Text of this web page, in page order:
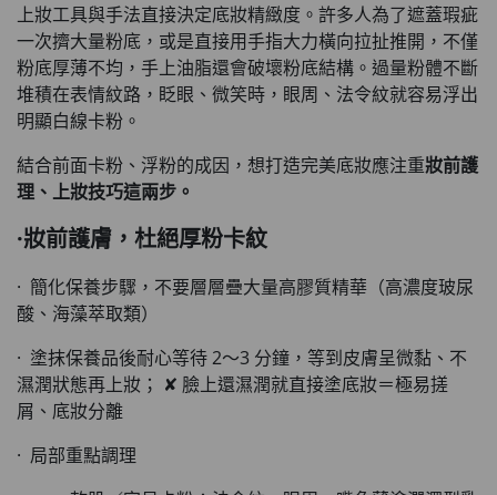
上妝工具與手法直接決定底妝精緻度。許多人為了遮蓋瑕疵
一次擠大量粉底，或是直接用手指大力橫向拉扯推開，不僅
粉底厚薄不均，手上油脂還會破壞粉底結構。過量粉體不斷
堆積在表情紋路，眨眼、微笑時，眼周、法令紋就容易浮出
明顯白線卡粉。
結合前面卡粉、浮粉的成因，想打造完美底妝應注重妝前護
理、上妝技巧這兩步。
·妝前護膚，杜絕厚粉卡紋
· 簡化保養步驟，不要層層疊大量高膠質精華（高濃度玻尿
酸、海藻萃取類）
· 塗抹保養品後耐心等待 2～3 分鐘，等到皮膚呈微黏、不
濕潤狀態再上妝； ✘ 臉上還濕潤就直接塗底妝＝極易搓
屑、底妝分離
· 局部重點調理